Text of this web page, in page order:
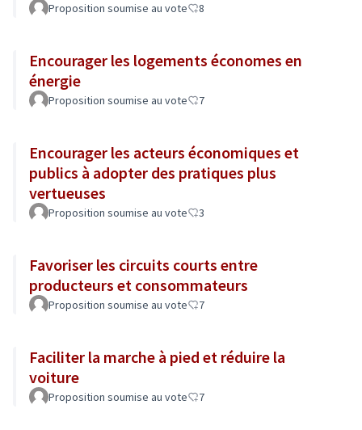
Proposition soumise au vote 8
Encourager les logements économes en
énergie
Proposition soumise au vote 7
Encourager les acteurs économiques et
publics à adopter des pratiques plus
vertueuses
Proposition soumise au vote 3
Favoriser les circuits courts entre
producteurs et consommateurs
Proposition soumise au vote 7
Faciliter la marche à pied et réduire la
voiture
Proposition soumise au vote 7